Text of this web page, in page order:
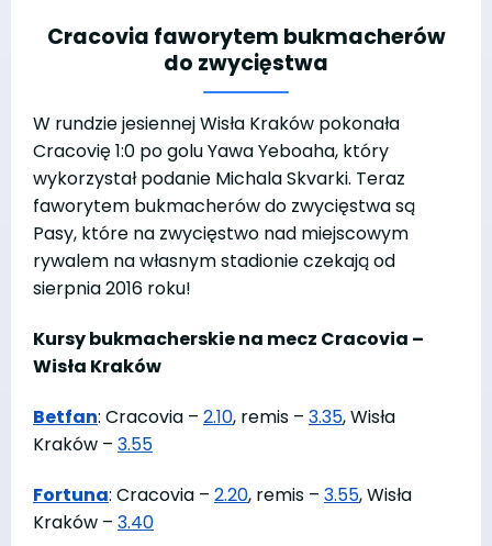
Cracovia faworytem bukmacherów
do zwycięstwa
W rundzie jesiennej Wisła Kraków pokonała
Cracovię 1:0 po golu Yawa Yeboaha, który
wykorzystał podanie Michala Skvarki. Teraz
faworytem bukmacherów do zwycięstwa są
Pasy, które na zwycięstwo nad miejscowym
rywalem na własnym stadionie czekają od
sierpnia 2016 roku!
Kursy bukmacherskie na mecz Cracovia –
Wisła Kraków
Betfan: Cracovia – 2.10, remis – 3.35, Wisła
Kraków – 3.55
Fortuna: Cracovia – 2.20, remis – 3.55, Wisła
Kraków – 3.40